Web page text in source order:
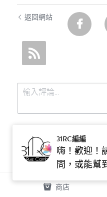
返回網站
提交 取消
31RC編編
嗨！歡迎！
問，或能幫
商店